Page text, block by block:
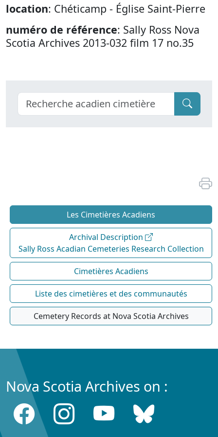
location: Chéticamp - Église Saint-Pierre
numéro de référence: Sally Ross Nova
Scotia Archives 2013-032 film 17 no.35
Les Cimetières Acadiens
Archival Description
Sally Ross Acadian Cemeteries Research Collection
Cimetières Acadiens
Liste des cimetières et des communautés
Cemetery Records at Nova Scotia Archives
Nova Scotia Archives on :